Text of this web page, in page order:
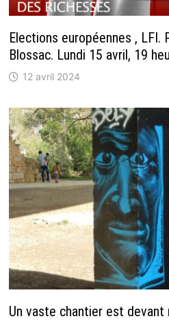
Elections européennes , LFI.
Blossac. Lundi 15 avril, 19
12 avril 2024
Un vaste chantier est devant